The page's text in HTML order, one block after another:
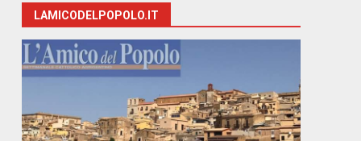
LAMICODELPOPOLO.IT